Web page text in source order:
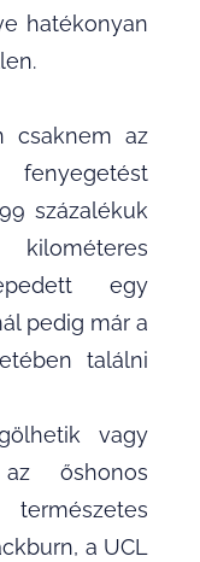
hatékonyan
az
százalékuk
egy
pedig már a
találni
vagy
őshonos
a UCL